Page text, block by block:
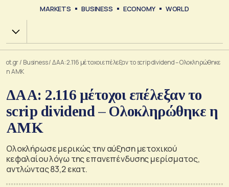
MARKETS BUSINESS ECONOMY WORLD
Χ.Α.
ot.gr/ Business/ΔΑΑ: 2.116 μέτοχοι επέλεξαν το scrip dividend – Ολοκληρώθηκε
η ΑΜΚ
ΔΑΑ: 2.116 μέτοχοι επέλεξαν το
scrip dividend – Ολοκληρώθηκε η
ΑΜΚ
Ολοκλήρωσε μερικώς την αύξηση μετοχικού
κεφαλαίου λόγω της επανεπένδυσης μερίσματος,
αντλώντας 83,2 εκατ.